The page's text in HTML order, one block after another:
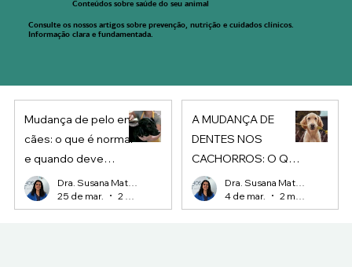
Conteúdos sobre saúde do seu animal
Consulte os nossos artigos sobre prevenção, nutrição e cuidados clínicos.
Informação clara e fundamentada.
Mudança de pelo em
cães: o que é normal
e quando deve
preocupar
Dra. Susana Matias
25 de mar.
A MUDANÇA DE
DENTES NOS
CACHORROS: O QUE
ESPERAR E COMO
AJUDAR
Dra. Susana Matias
4 de mar.